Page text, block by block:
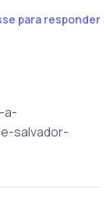
para responder
a-
salvador-